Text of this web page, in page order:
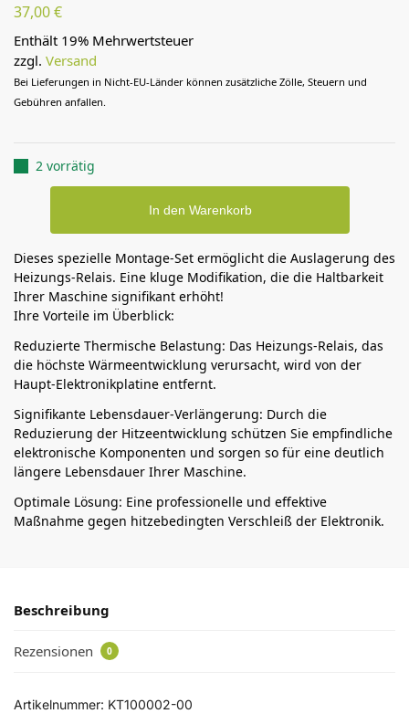
37,00€
Enthält 19% Mehrwertsteuer
zzgl. Versand
Bei Lieferungen in Nicht-EU-Länder können zusätzliche Zölle, Steuern und
Gebühren anfallen.
2 vorrätig
In den Warenkorb
Dieses spezielle Montage-Set ermöglicht die Auslagerung des
Heizungs-Relais. Eine kluge Modifikation, die die Haltbarkeit
Ihrer Maschine signifikant erhöht!
Ihre Vorteile im Überblick:
Reduzierte Thermische Belastung: Das Heizungs-Relais, das
die höchste Wärmeentwicklung verursacht, wird von der
Haupt-Elektronikplatine entfernt.
Signifikante Lebensdauer-Verlängerung: Durch die
Reduzierung der Hitzeentwicklung schützen Sie empfindliche
elektronische Komponenten und sorgen so für eine deutlich
längere Lebensdauer Ihrer Maschine.
Optimale Lösung: Eine professionelle und effektive
Maßnahme gegen hitzebedingten Verschleiß der Elektronik.
Beschreibung
Rezensionen 0
Artikelnummer: KT100002-00